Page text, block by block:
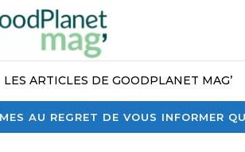
AU REGRET DE VOUS INFORMER
LES ARTICLES DE GOODPLANET MAG’